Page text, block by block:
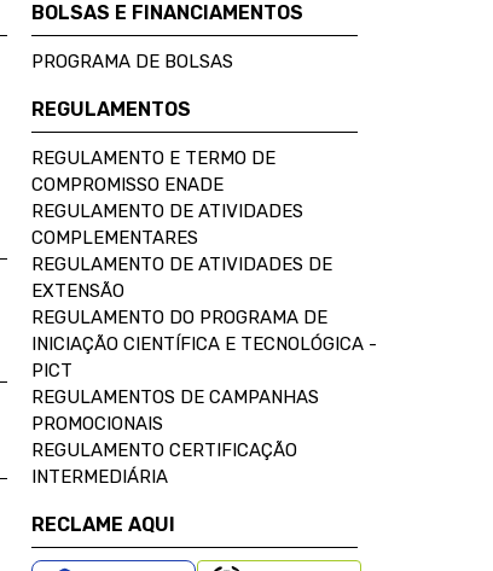
BOLSAS E FINANCIAMENTOS
PROGRAMA DE BOLSAS
REGULAMENTOS
REGULAMENTO E TERMO DE
COMPROMISSO ENADE
REGULAMENTO DE ATIVIDADES
COMPLEMENTARES
REGULAMENTO DE ATIVIDADES DE
EXTENSÃO
REGULAMENTO DO PROGRAMA DE
INICIAÇÃO CIENTÍFICA E TECNOLÓGICA -
PICT
REGULAMENTOS DE CAMPANHAS
PROMOCIONAIS
REGULAMENTO CERTIFICAÇÃO
INTERMEDIÁRIA
RECLAME AQUI